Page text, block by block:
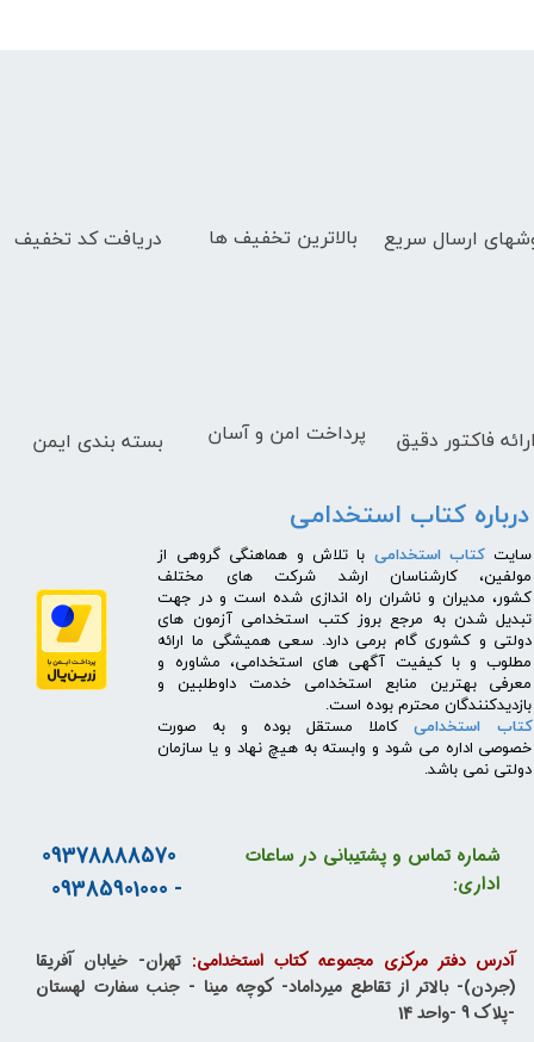
ارسال سریع دریافت کد تخفیف بالاترین تخفیف ها
بسته بندی ایمن فاکتور دقیق پرداخت امن و آسان
درباره کتاب استخدامی
​سایت کتاب استخدامی با تلاش و هماهنگی گروهی از
مولفین، کارشناسان ارشد شرکت های مختلف
کشور، مدیران و ناشران راه اندازی شده است و در جهت
تبدیل شدن به مرجع بروز کتب استخدامی آزمون های
دولتی و کشوری گام برمی دارد. سعی همیشگی ما ارائه
مطلوب و با کیفیت آگهی های استخدامی، مشاوره و
معرفی بهترین منابع استخدامی خدمت داوطلبین و
بازدیدکنندگان محترم بوده است.
کتاب استخدامیکاملا مستقل بوده و به صورت
خصوصی اداره می شود و وابسته به هیچ نهاد و یا سازمان
دولتی نمی باشد.
شماره تماس و پشتیبانی در ساعات
اداری:
09378888570
- 09385901000
آدرس دفتر مرکزی مجموعه کتاب استخدامی: تهران- خیابان آفریقا
(جردن)- بالاتر از تقاطع میرداماد- کوچه مینا - جنب سفارت لهستان
-پلاک 9 -واحد 14